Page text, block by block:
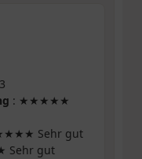
: ★★★★★
Sehr gut
gut